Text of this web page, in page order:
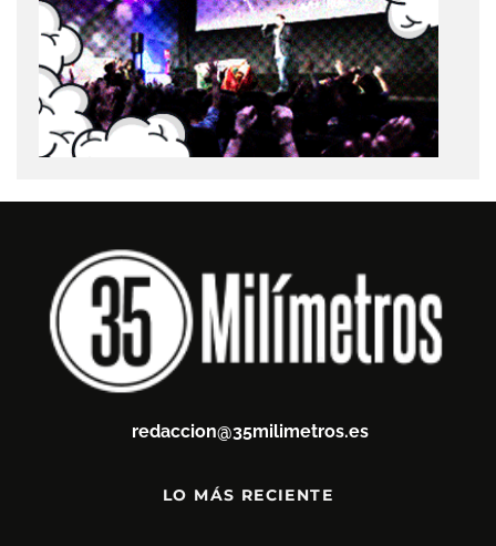
redaccion@35milimetros.es
LO MÁS RECIENTE